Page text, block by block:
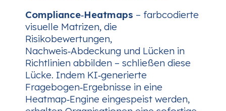
Compliance‑Heatmaps – farbcodierte
visuelle Matrizen, die
Risikobewertungen,
Nachweis‑Abdeckung und Lücken in
Richtlinien abbilden – schließen diese
Lücke. Indem KI‑generierte
Fragebogen‑Ergebnisse in eine
Heatmap‑Engine eingespeist werden,